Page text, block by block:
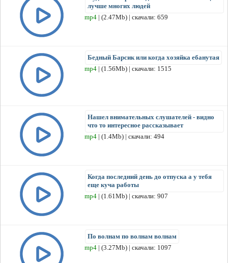
лучше многих людей
mp4 | (2.47Mb) | скачали: 659
Бедный Барсик или когда хозяйка ебанутая
mp4 | (1.56Mb) | скачали: 1515
Нашел внимательных слушателей - видно
что то интересное рассказывает
mp4 | (1.4Mb) | скачали: 494
Когда последний день до отпуска а у тебя
еще куча работы
mp4 | (1.61Mb) | скачали: 907
По волнам по волнам волнам
mp4 | (3.27Mb) | скачали: 1097